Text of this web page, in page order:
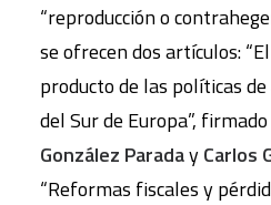
“reproducción o
se ofrecen dos artículos:
producto de las políticas
del Sur de Europa”,
González ParadayCarlos
“Reformas fiscales y